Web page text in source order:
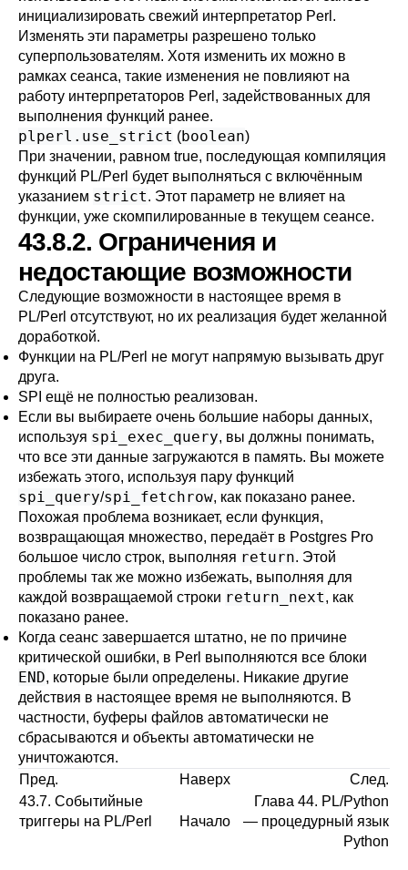
инициализировать свежий интерпретатор Perl.
Изменять эти параметры разрешено только
суперпользователям. Хотя изменить их можно в
рамках сеанса, такие изменения не повлияют на
работу интерпретаторов Perl, задействованных для
выполнения функций ранее.
plperl.use_strict (boolean)
При значении, равном true, последующая компиляция
функций PL/Perl будет выполняться с включённым
указанием strict. Этот параметр не влияет на
функции, уже скомпилированные в текущем сеансе.
43.8.2. Ограничения и
недостающие возможности
Следующие возможности в настоящее время в
PL/Perl отсутствуют, но их реализация будет желанной
доработкой.
Функции на PL/Perl не могут напрямую вызывать друг
друга.
SPI ещё не полностью реализован.
Если вы выбираете очень большие наборы данных,
используя spi_exec_query, вы должны понимать,
что все эти данные загружаются в память. Вы можете
избежать этого, используя пару функций
spi_query/spi_fetchrow, как показано ранее.
Похожая проблема возникает, если функция,
возвращающая множество, передаёт в Postgres Pro
большое число строк, выполняя return. Этой
проблемы так же можно избежать, выполняя для
каждой возвращаемой строки return_next, как
показано ранее.
Когда сеанс завершается штатно, не по причине
критической ошибки, в Perl выполняются все блоки
END, которые были определены. Никакие другие
действия в настоящее время не выполняются. В
частности, буферы файлов автоматически не
сбрасываются и объекты автоматически не
уничтожаются.
Пред.
Наверх
След.
43.7. Событийные
триггеры на PL/Perl
Начало
Глава 44. PL/Python
— процедурный язык
Python